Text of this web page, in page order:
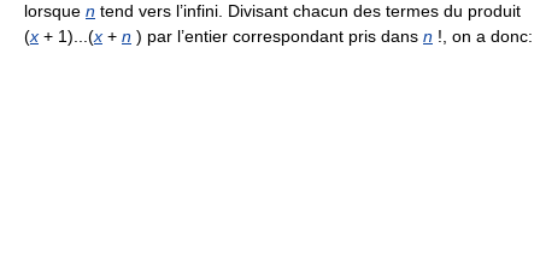
lorsque n tend vers l’infini. Divisant chacun des termes du produit
(x + 1)...(x + n ) par l’entier correspondant pris dans n !, on a donc: